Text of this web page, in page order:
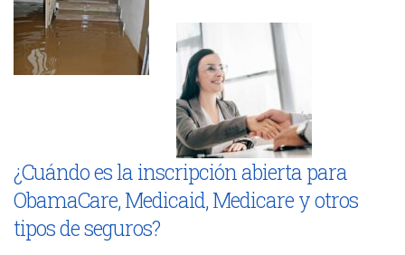
¿Cuándo es la inscripción abierta para
ObamaCare, Medicaid, Medicare y otros
tipos de seguros?